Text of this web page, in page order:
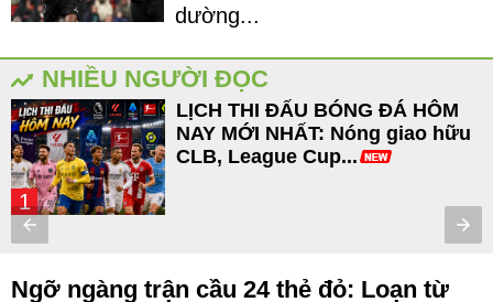
dường...
NHIỀU NGƯỜI ĐỌC
1
LỊCH THI ĐẤU BÓNG ĐÁ HÔM
NAY MỚI NHẤT: Nóng giao hữu
CLB, League Cup...
Ngỡ ngàng trận cầu 24 thẻ đỏ: Loạn từ